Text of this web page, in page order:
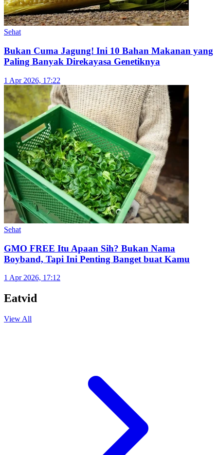
8 Apr 2026, 19:08
Sehat
Benarkah Minum Cokelat Bisa Menghilangkan
Ngantuk? Ini Faktanya
3 Apr 2026, 19:37
Bukan Cuma Jagung! Ini 10 Bahan Makanan yang
Paling Banyak Direkayasa Genetiknya